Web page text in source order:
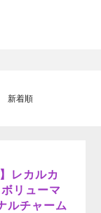
新着順
レカルカ
リューマ
ルチャーム